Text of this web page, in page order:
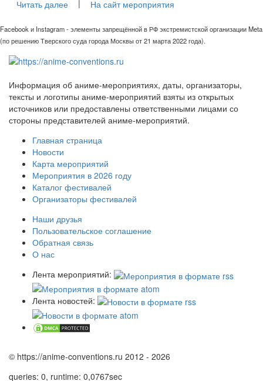
Читать далее | На сайт мероприятия
Facebook и Instagram - элементы запрещённой в РФ экстремистской организации Meta
(по решению Тверского суда города Москвы от 21 марта 2022 года).
Информация об аниме-мероприятиях, даты, организаторы,
тексты и логотипы аниме-мероприятий взяты из открытых
источников или предоставлены ответственными лицами со
стороны представителей аниме-мероприятий.
Главная страница
Новости
Карта мероприятий
Мероприятия в 2026 году
Каталог фестивалей
Организаторы фестивалей
Наши друзья
Пользовательское соглашение
Обратная связь
О нас
Лента мероприятий:
Лента новостей:
© https://anime-conventions.ru 2012 - 2026
queries: 0, runtime: 0,0767sec